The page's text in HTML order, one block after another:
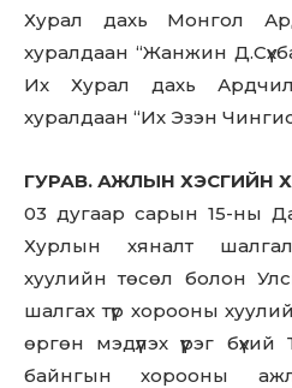
Хурал дахь Монгол
хуралдаан “Жанжин
Их Хурал дахь
хуралдаан “Их Эзэн
ГУРАВ. АЖЛЫН ХЭСГИЙН
03 дугаар сарын 15-ны
Хурлын хяналт
хуулийн төсөл болон
шалгах түр хорооны
өргөн мэдүүлэх үүрэг
байнгын хорооны